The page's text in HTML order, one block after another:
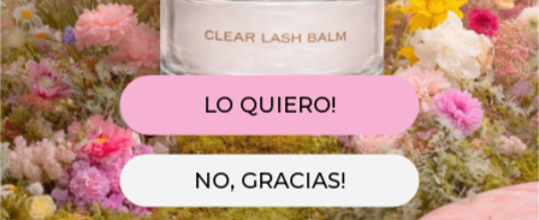
DURACIÓN Y ALMACENAMIENTO
El producto almacenado correctamente tiene una vida útil de
6 meses desde su apertura. Conservar en un lugar fresco y
seco a temperatura ambiente. No lo almacene cerca de llamas
abiertas, calor, dispositivos eléctricos o luz solar directa. No lo
almacene por debajo de 5 °C/41 °F ni por encima de 30 °C/86
°F. Cerrar con cuidado después de su uso.
LO QUIERO!
NO, GRACIAS!